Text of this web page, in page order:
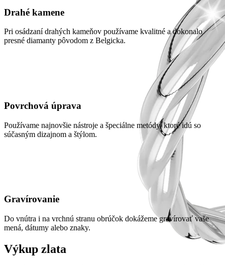
Drahé kamene
Pri osádzaní drahých kameňov používame kvalitné a dokonalo
presné diamanty pôvodom z Belgicka.
Povrchová úprava
Používame najnovšie nástroje a špeciálne metódy, ktoré idú so
súčasným dizajnom a štýlom.
Gravírovanie
Do vnútra i na vrchnú stranu obrúčok dokážeme gravírovať vaše
mená, dátumy alebo znaky.
Výkup zlata